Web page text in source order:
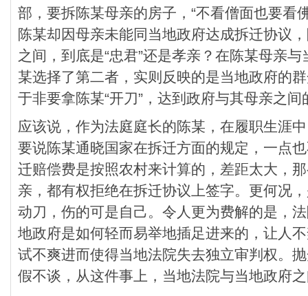
部，要拆陈某母亲的房子，“不看僧面也要看
陈某却因母亲未能同当地政府达成拆迁协议
之间，到底是“忠君”还是孝亲？在陈某母亲
某选择了第二者，实则反映的是当地政府的
于非要拿陈某“开刀”，达到政府与其母亲之间
应该说，作为法庭庭长的陈某，在履职生涯
要说陈某通晓国家在拆迁方面的规定，一点
迁赔偿费是按照农村来计算的，差距太大，
亲，都有权拒绝在拆迁协议上签字。更何况
动刀，伤的可是自己。令人更为费解的是，
地政府是如何轻而易举地插足进来的，让人
试不爽进而使得当地法院失去独立审判权。
假不谈，从这件事上，当地法院与当地政府